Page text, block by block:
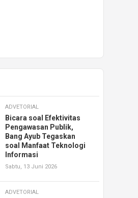
ADVETORIAL
Bicara soal Efektivitas
Pengawasan Publik,
Bang Ayub Tegaskan
soal Manfaat Teknologi
Informasi
Sabtu, 13 Juni 2026
ADVETORIAL